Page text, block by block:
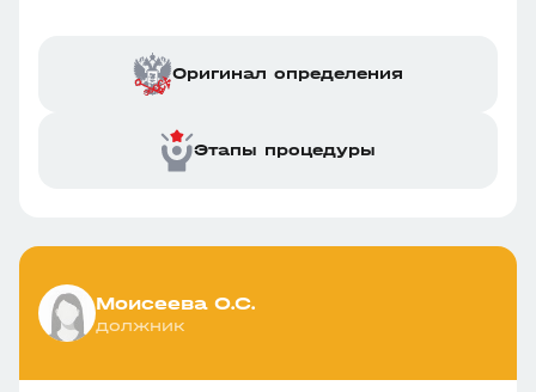
Оригинал определения
Этапы процедуры
Моисеева О.С.
должник